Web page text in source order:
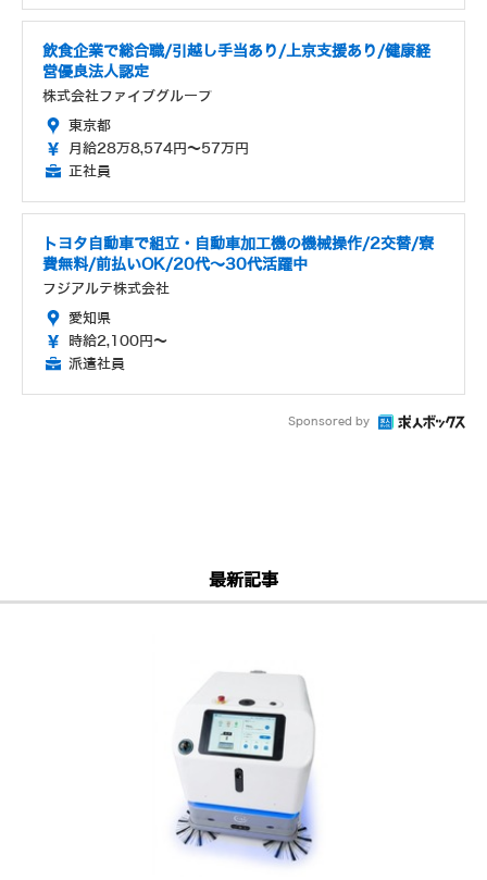
飲食企業で総合職/引越し手当あり/上京支援あり/健康経
営優良法人認定
株式会社ファイブグループ
東京都
月給28万8,574円～57万円
正社員
トヨタ自動車で組立・自動車加工機の機械操作/2交替/寮
費無料/前払いOK/20代～30代活躍中
フジアルテ株式会社
愛知県
時給2,100円～
派遣社員
Sponsored by
最新記事